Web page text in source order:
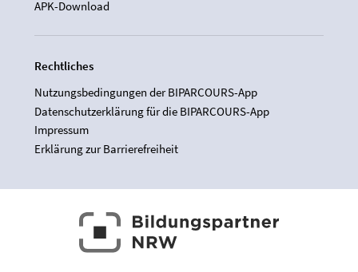
APK-Download
Rechtliches
Nutzungsbedingungen der BIPARCOURS-App
Datenschutzerklärung für die BIPARCOURS-App
Impressum
Erklärung zur Barrierefreiheit